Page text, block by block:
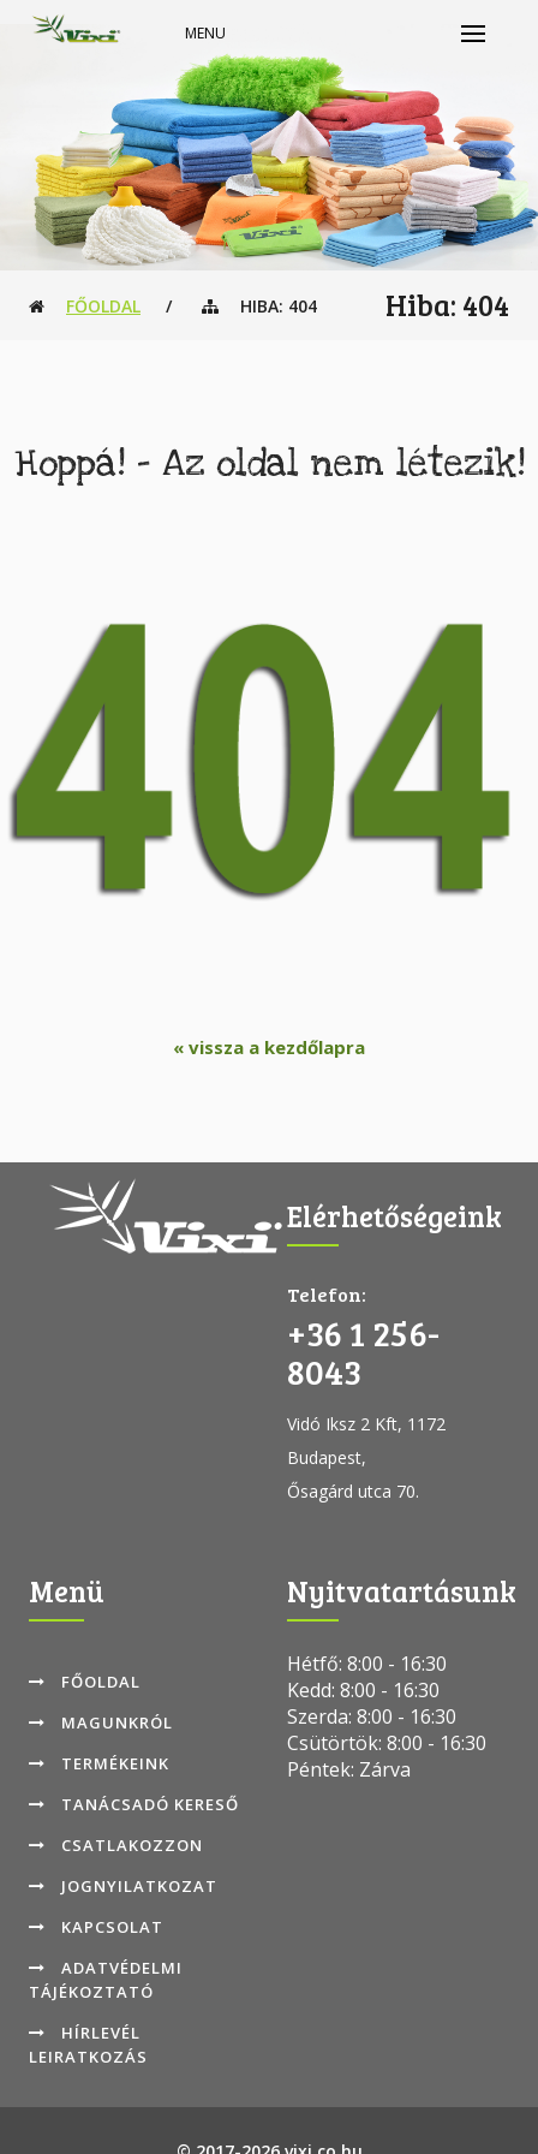
MENU
FŐOLDAL / HIBA: 404 Hiba: 404
Hoppá! - Az oldal nem létezik!
« vissza a kezdőlapra
Elérhetőségeink
Telefon:
+36 1 256-
8043
Vidó Iksz 2 Kft, 1172
Budapest,
Ősagárd utca 70.
Menü
FŐOLDAL
MAGUNKRÓL
TERMÉKEINK
TANÁCSADÓ KERESŐ
CSATLAKOZZON
JOGNYILATKOZAT
KAPCSOLAT
ADATVÉDELMI
TÁJÉKOZTATÓ
HÍRLEVÉL
LEIRATKOZÁS
Nyitvatartásunk
Hétfő: 8:00 - 16:30
Kedd: 8:00 - 16:30
Szerda: 8:00 - 16:30
Csütörtök: 8:00 - 16:30
Péntek: Zárva